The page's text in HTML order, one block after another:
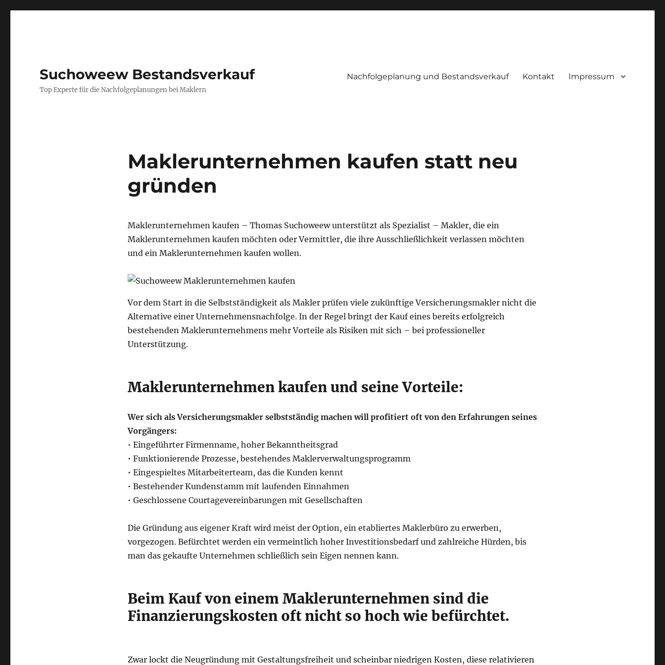
Suchoweew Bestandsverkauf
Top Experte für die Nachfolgeplanungen bei Maklern
Nachfolgeplanung und Bestandsverkauf Kontakt Impressum
Maklerunternehmen kaufen statt neu
gründen
Maklerunternehmen kaufen – Thomas Suchoweew unterstützt als Spezialist – Makler, die ein
Maklerunternehmen kaufen möchten oder Vermittler, die ihre Ausschließlichkeit verlassen möchten
und ein Maklerunternehmen kaufen wollen.
Vor dem Start in die Selbstständigkeit als Makler prüfen viele zukünftige Versicherungsmakler nicht die
Alternative einer Unternehmensnachfolge. In der Regel bringt der Kauf eines bereits erfolgreich
bestehenden Maklerunternehmens mehr Vorteile als Risiken mit sich – bei professioneller
Unterstützung.
Maklerunternehmen kaufen und seine Vorteile:
Wer sich als Versicherungsmakler selbstständig machen will profitiert oft von den Erfahrungen seines
Vorgängers:
• Eingeführter Firmenname, hoher Bekanntheitsgrad
• Funktionierende Prozesse, bestehendes Maklerverwaltungsprogramm
• Eingespieltes Mitarbeiterteam, das die Kunden kennt
• Bestehender Kundenstamm mit laufenden Einnahmen
• Geschlossene Courtagevereinbarungen mit Gesellschaften
Die Gründung aus eigener Kraft wird meist der Option, ein etabliertes Maklerbüro zu erwerben,
vorgezogen. Befürchtet werden ein vermeintlich hoher Investitionsbedarf und zahlreiche Hürden, bis
man das gekaufte Unternehmen schließlich sein Eigen nennen kann.
Beim Kauf von einem Maklerunternehmen sind die
Finanzierungskosten oft nicht so hoch wie befürchtet.
Zwar lockt die Neugründung mit Gestaltungsfreiheit und scheinbar niedrigen Kosten, diese relativieren